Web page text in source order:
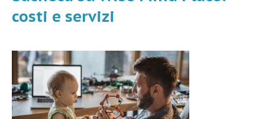
costi e servizi